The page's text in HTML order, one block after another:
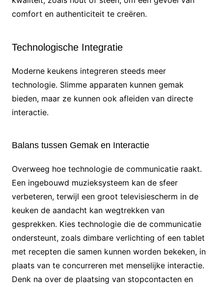
comfort en authenticiteit te creëren.
Technologische Integratie
Moderne keukens integreren steeds meer
technologie. Slimme apparaten kunnen gemak
bieden, maar ze kunnen ook afleiden van directe
interactie.
Balans tussen Gemak en Interactie
Overweeg hoe technologie de communicatie raakt.
Een ingebouwd muzieksysteem kan de sfeer
verbeteren, terwijl een groot televisiescherm in de
keuken de aandacht kan wegtrekken van
gesprekken. Kies technologie die de communicatie
ondersteunt, zoals dimbare verlichting of een tablet
met recepten die samen kunnen worden bekeken, in
plaats van te concurreren met menselijke interactie.
Denk na over de plaatsing van stopcontacten en